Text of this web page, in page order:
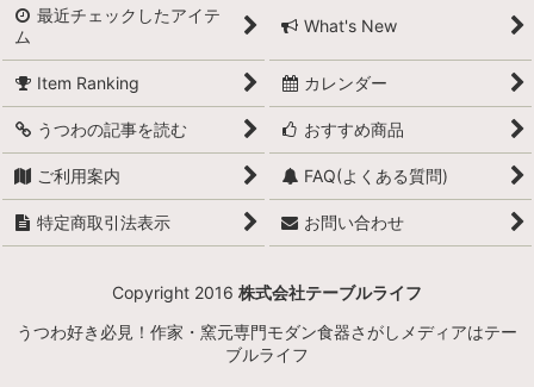
最近チェックしたアイテ
ム
What's New
Item Ranking カレンダー
うつわの記事を読む おすすめ商品
ご利用案内 FAQ(よくある質問)
特定商取引法表示 お問い合わせ
Copyright 2016 株式会社テーブルライフ
うつわ好き必見！作家・窯元専門モダン食器さがしメディアはテー
ブルライフ